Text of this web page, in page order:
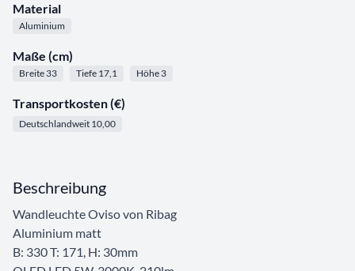
Material
Aluminium
Maße (cm)
Breite 33 Tiefe 17,1 Höhe 3
Transportkosten (€)
Deutschlandweit 10,00
Beschreibung
Wandleuchte Oviso von Ribag
Aluminium matt
B: 330 T: 171, H: 30mm